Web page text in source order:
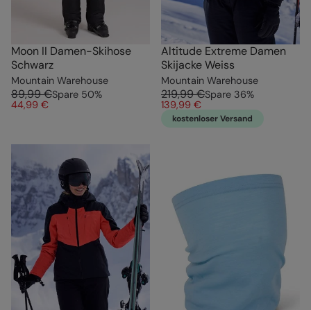
Moon II Damen-Skihose
Schwarz
Mountain Warehouse
89,99 €Spare 50%
44,99 €
Altitude Extreme Damen
Skijacke Weiss
Mountain Warehouse
219,99 €Spare 36%
139,99 €
kostenloser Versand